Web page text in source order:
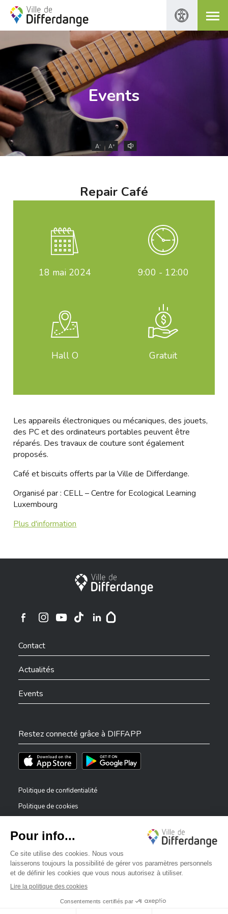
Events
A- A+
Repair Café
18 mai 2024 9:00 - 12:00
Hall O Gratuit
Les appareils électroniques ou mécaniques, des jouets,
des PC et des ordinateurs portables peuvent être
réparés. Des travaux de couture sont également
proposés.
Café et biscuits offerts par la Ville de Differdange.
Organisé par :CELL – Centre for Ecological Learning
Luxembourg
Plus d'information
Ville de Differdange
Ville de Differdange sur Instagram
Contact
Actualités
Events
Restez connecté grâce à DIFFAPP
Téléchargez l'app sur l'App StoreTéléchargez l'app sur Play Store
Politique de confidentialité
Politique de cookies
Déclaration d’accessibilité
Dispositif de signalement — lanceurs d’alerte
✕
Bonjour, comment puis-je vous aider ?